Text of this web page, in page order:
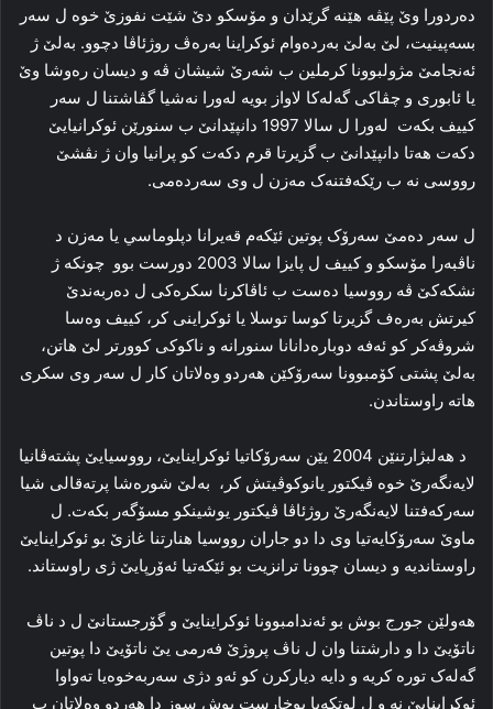
دەردورا وێ پێڤە هێنە گرێدان و مۆسکو دێ شێت نفوزێ خوە ل سەر
بسەپینیت، لێ بەلێ بەردەوام ئوکراینا بەرەڤ روژئاڤا دچوو. بەلێ ژ
ئەنجامێ مژولبوونا کرملین ب شەرێ شیشان ڤە و دیسان رەوشا وێ
یا ئابورى و چڤاکى گەلەکا لاواز بویە لەورا نەشیا گڤاشتنا ل سەر
کییف بکەت لەورا ل سالا 1997 دانپێدانێ ب سنورێن ئوکرانیایێ
دکەت هەتا دانپێدانێ ب گزیرتا قرم دکەت کو پرانیا وان ژ نڤشێ
رووسى نە ب رێکەفتنەک مەزن ل وى سەردەمى.
ل سەر دەمێ سەرۆک پوتین ئێکەم قەیرانا دپلوماسي یا مەزن د
ناڤبەرا مۆسکو و کییف ل پایزا سالا 2003 دورست بوو چونکە ژ
نشکەکێ ڤە رووسیا دەست ب ئاڤاکرنا سکرەکی ل دەربەندێ
کیرتش بەرەف گزیرتا کوسا توسلا یا ئوکراینى کر، کییف وەسا
شروڤەکر کو ئەفە دوبارەدانانا سنورانە و ناکوکى کوورتر لێ هاتن،
بەلێ پشتى کۆمبوونا سەرۆکێن هەردو وەلاتان کار ل سەر وى سکرى
هاتە راوستاندن.
د هەلبژارتنێن 2004 یێن سەرۆکاتیا ئوکراینایێ، رووسیایێ پشتەڤانیا
لایەنگەرێ خوە ڤیکتور یانوکوڤیتش کر، بەلێ شورەشا پرتەقالى شیا
سەرکەفتنا لایەنگەرێ روژئاڤا ڤیکتور یوشینکو مسۆگەر بکەت. ل
ماوێ سەرۆکایەتیا وى دا دو جاران رووسیا هنارتنا غازێ بو ئوکراینایێ
راوستاندیە و دیسان چوونا ترانزیت بو ئێکەتیا ئەۆرپایێ ژى راوستاند.
هەولێن جورج بوش بو ئەندامبوونا ئوکراینایێ و گۆرجستانێ ل د ناڤ
ناتۆیێ دا و دارشتنا وان ل ناڤ پروژێ فەرمى یێ ناتۆیێ دا پوتین
گەلەک تورە کریە و دایە دیارکرن کو ئەو دژى سەربەخوەیا تەواوا
ئوکراینایێ نە و ل لوتکەیا بوخارست بوش سوز دا هەردو وەلاتان ب